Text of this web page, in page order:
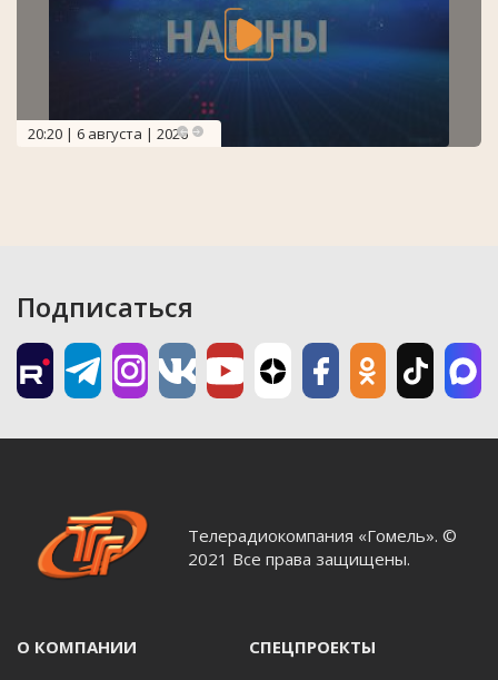
20:20 | 6 августа | 2026
Подписаться
Телерадиокомпания «Гомель». ©
2021 Все права защищены.
О КОМПАНИИ СПЕЦПРОЕКТЫ